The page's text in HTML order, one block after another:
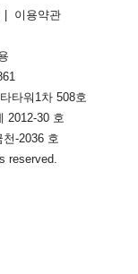
이용약관
타워1차 508호
2012-30 호
-2036 호
reserved.